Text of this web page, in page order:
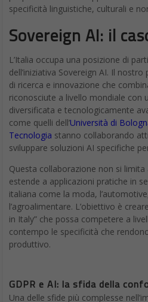
specificità linguistiche, culturali e
Sovereign AI: il
L’Italia occupa una posizione di
dell’iniziativa Sovereign AI. Il
di ricerca e innovazione che
riconosciute a livello mondiale con
diversificata e tecnologicamente
come quelli dell’Università di
Tecnologia stanno collaborando
sviluppare soluzioni AI specifiche
Questa collaborazione non si
estende a applicazioni pratiche in
italiana come la moda,
l’agroalimentare. L’obiettivo è
in Italy” che possa competere a
contempo le specificità che
produttivo.
GDPR e AI: la sfida della
Una delle sfide più complesse